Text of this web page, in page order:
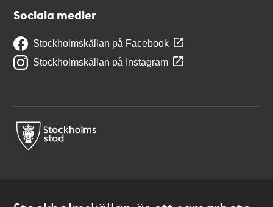
Sociala medier
Stockholmskällan på Facebook
Stockholmskällan på Instagram